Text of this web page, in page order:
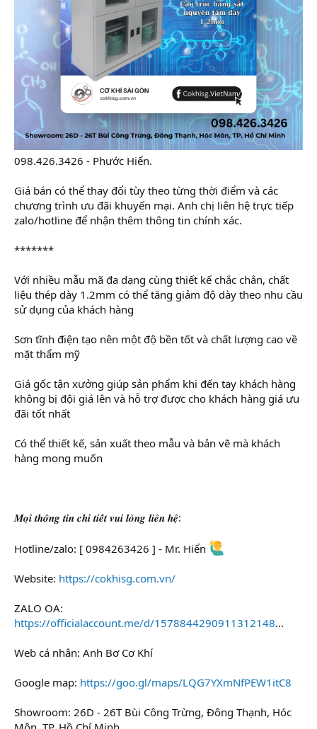
098.426.3426 - Phước Hiển.
Giá bán có thể thay đổi tùy theo từng thời điểm và các
chương trình ưu đãi khuyến mại. Anh chị liên hệ trực tiếp
zalo/hotline để nhận thêm thông tin chính xác.
*******
Với nhiều mẫu mã đa dạng cùng thiết kế chắc chắn, chất
liệu thép dày 1.2mm có thể tăng giảm độ dày theo nhu cầu
sử dụng của khách hàng
Sơn tĩnh điện tạo nên một độ bền tốt và chất lượng cao về
mặt thẩm mỹ
Giá gốc tận xưởng giúp sản phẩm khi đến tay khách hàng
không bị đội giá lên và hỗ trợ được cho khách hàng giá ưu
đãi tốt nhất
Có thể thiết kế, sản xuất theo mẫu và bản vẽ mà khách
hàng mong muốn
𝑴𝒐̣𝒊 𝒕𝒉𝒐̂𝒏𝒈 𝒕𝒊𝒏 𝒄𝒉𝒊 𝒕𝒊𝒆̂́𝒕 𝒗𝒖𝒊 𝒍𝒐̀𝒏𝒈 𝒍𝒊𝒆̂𝒏 𝒉𝒆̣̂:
Hotline/zalo: [ 0984263426 ] - Mr. Hiển
Website: https://cokhisg.com.vn/
ZALO OA:
https://officialaccount.me/d/1578844290911312148...
Web cá nhân: Anh Bơ Cơ Khí
Google map: https://goo.gl/maps/LQG7YXmNfPEW1itC8
Showroom: 26D - 26T Bùi Công Trừng, Đông Thạnh, Hóc